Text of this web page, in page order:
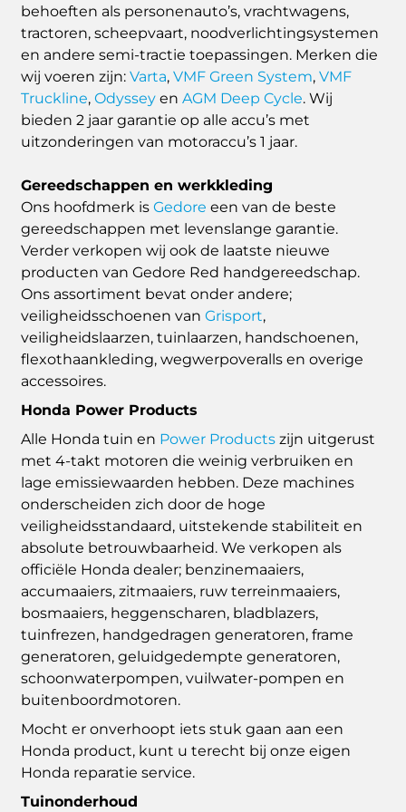
behoeften als personenauto’s, vrachtwagens,
tractoren, scheepvaart, noodverlichtingsystemen
en andere semi-tractie toepassingen. Merken die
wij voeren zijn:Varta,VMF Green System,VMF
Truckline,Odyssey enAGM Deep Cycle. Wij
bieden 2 jaar garantie op alle accu’s met
uitzonderingen van motoraccu’s 1 jaar.
Gereedschappen en werkkleding
Ons hoofdmerk isGedore een van de beste
gereedschappen met levenslange garantie.
Verder verkopen wij ook de laatste nieuwe
producten van Gedore Red handgereedschap.
Ons assortiment bevat onder andere;
veiligheidsschoenen vanGrisport,
veiligheidslaarzen, tuinlaarzen, handschoenen,
flexothaankleding, wegwerpoveralls en overige
accessoires.
Honda Power Products
Alle Honda tuin en Power Products zijn uitgerust
met 4-takt motoren die weinig verbruiken en
lage emissiewaarden hebben. Deze machines
onderscheiden zich door de hoge
veiligheidsstandaard, uitstekende stabiliteit en
absolute betrouwbaarheid. We verkopen als
officiële Honda dealer; benzinemaaiers,
accumaaiers, zitmaaiers, ruw terreinmaaiers,
bosmaaiers, heggenscharen, bladblazers,
tuinfrezen, handgedragen generatoren, frame
generatoren, geluidgedempte generatoren,
schoonwaterpompen, vuilwater-pompen en
buitenboordmotoren.
Mocht er onverhoopt iets stuk gaan aan een
Honda product, kunt u terecht bij onze eigen
Honda reparatie service.
Tuinonderhoud